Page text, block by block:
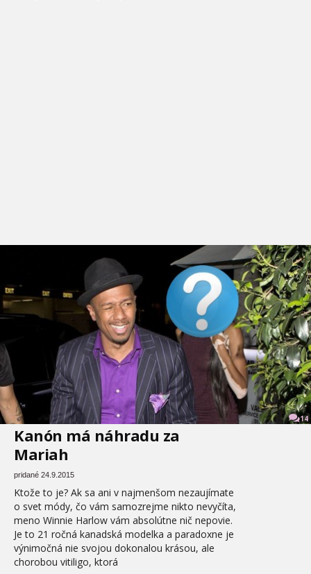
14
Kanón má náhradu za
Mariah
pridané 24.9.2015
Ktože to je? Ak sa ani v najmenšom nezaujímate
o svet módy, čo vám samozrejme nikto nevyčíta,
meno Winnie Harlow vám absolútne nič nepovie.
Je to 21 ročná kanadská modelka a paradoxne je
výnimočná nie svojou dokonalou krásou, ale
chorobou vitiligo, ktorá